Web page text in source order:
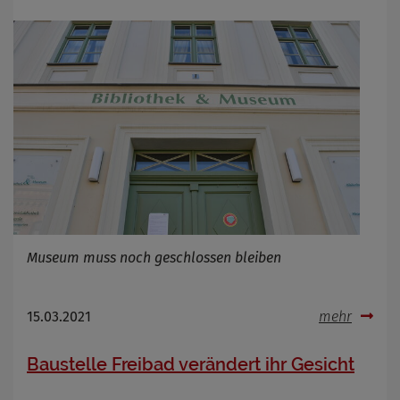
Museum muss noch geschlossen bleiben
15.03.2021 mehr
Baustelle Freibad verändert ihr Gesicht
Cookie Laufzeit
Infos schließen